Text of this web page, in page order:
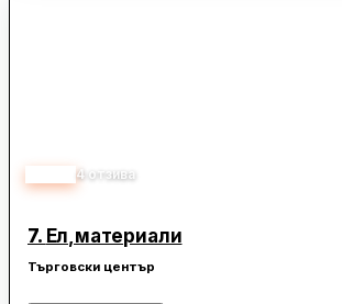
4 отзива
7. Ел,материали
Търговски център